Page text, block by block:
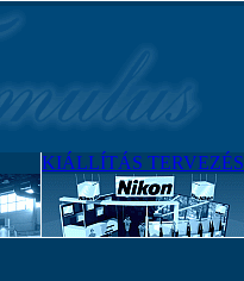
KIÁLLÍTÁS TERVEZÉS